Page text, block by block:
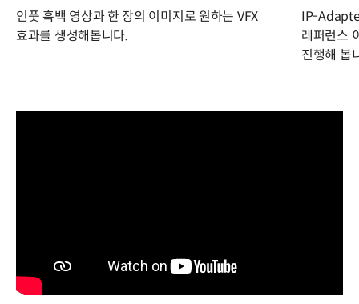
인풋 흑백 영상과 한 장의 이미지로 원하는 VFX
효과를 생성해봅니다.
IP-
레퍼런스
진행해 봅